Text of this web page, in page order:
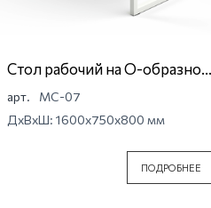
Стол рабочий на О-образной
опоре Магна МС-07
арт.
МС-07
ДхВхШ: 1600x750x800 мм
ПОДРОБНЕЕ